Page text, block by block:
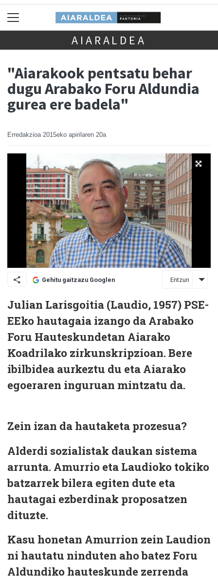
AIARALDEA
"Aiarakook pentsatu behar
dugu Arabako Foru Aldundia
gurea ere badela"
Erredakzioa 2015eko apirilaren 20a
Gehitu gaitzazu Googlen Entzun
Julian Larisgoitia (Laudio, 1957) PSE-
EEko hautagaia izango da Arabako
Foru Hauteskundetan Aiarako
Koadrilako zirkunskripzioan. Bere
ibilbidea aurkeztu du eta Aiarako
egoeraren inguruan mintzatu da.
Zein izan da hautaketa prozesua?
Alderdi sozialistak daukan sistema
arrunta. Amurrio eta Laudioko tokiko
batzarrek bilera egiten dute eta
hautagai ezberdinak proposatzen
dituzte.
Kasu honetan Amurrion zein Laudion
ni hautatu ninduten aho batez Foru
Aldundiko hauteskunde zerrenda